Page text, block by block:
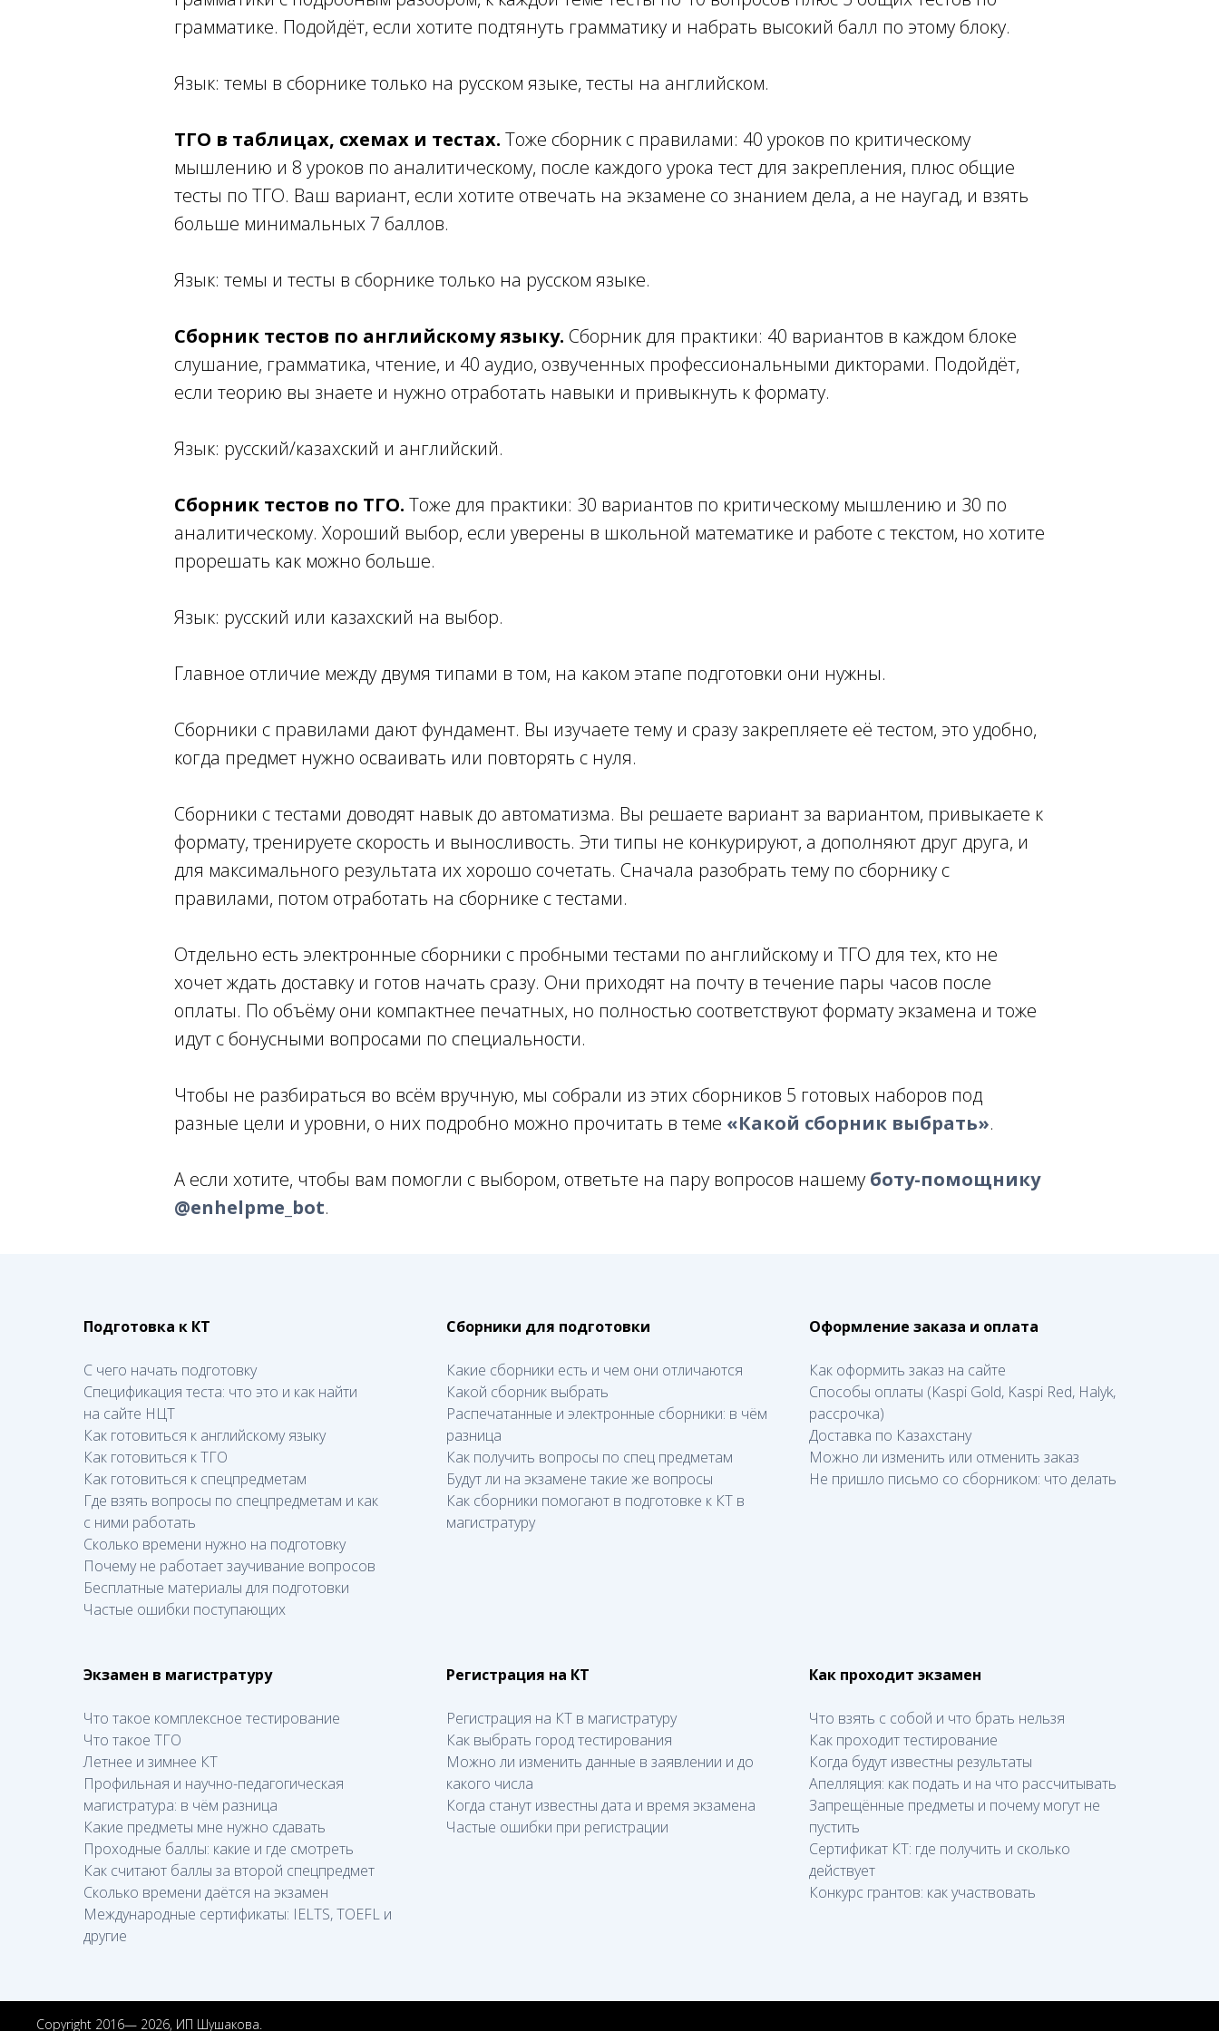
грамматике. Подойдёт, если хотите подтянуть грамматику и набрать высокий балл по этому блоку.
Язык: темы в сборнике только на русском языке, тесты на английском.
ТГО в таблицах, схемах и тестах. Тоже сборник с правилами: 40 уроков по критическому
мышлению и 8 уроков по аналитическому, после каждого урока тест для закрепления, плюс общие
тесты по ТГО. Ваш вариант, если хотите отвечать на экзамене со знанием дела, а не наугад, и взять
больше минимальных 7 баллов.
Язык: темы и тесты в сборнике только на русском языке.
Сборник тестов по английскому языку. Сборник для практики: 40 вариантов в каждом блоке
слушание, грамматика, чтение, и 40 аудио, озвученных профессиональными дикторами. Подойдёт,
если теорию вы знаете и нужно отработать навыки и привыкнуть к формату.
Язык: русский/казахский и английский.
Сборник тестов по ТГО. Тоже для практики: 30 вариантов по критическому мышлению и 30 по
аналитическому. Хороший выбор, если уверены в школьной математике и работе с текстом, но хотите
прорешать как можно больше.
Язык: русский или казахский на выбор.
Главное отличие между двумя типами в том, на каком этапе подготовки они нужны.
Сборники с правилами дают фундамент. Вы изучаете тему и сразу закрепляете её тестом, это удобно,
когда предмет нужно осваивать или повторять с нуля.
Сборники с тестами доводят навык до автоматизма. Вы решаете вариант за вариантом, привыкаете к
формату, тренируете скорость и выносливость. Эти типы не конкурируют, а дополняют друг друга, и
для максимального результата их хорошо сочетать. Сначала разобрать тему по сборнику с
правилами, потом отработать на сборнике с тестами.
Отдельно есть электронные сборники с пробными тестами по английскому и ТГО для тех, кто не
хочет ждать доставку и готов начать сразу. Они приходят на почту в течение пары часов после
оплаты. По объёму они компактнее печатных, но полностью соответствуют формату экзамена и тоже
идут с бонусными вопросами по специальности.
Чтобы не разбираться во всём вручную, мы собрали из этих сборников 5 готовых наборов под
разные цели и уровни, о них подробно можно прочитать в теме «Какой сборник выбрать».
А если хотите, чтобы вам помогли с выбором, ответьте на пару вопросов нашему боту-помощнику
@enhelpme_bot.
Подготовка к КТ
С чего начать подготовку
Спецификация теста: что это и как найти
на сайте НЦТ
Как готовиться к английскому языку
Как готовиться к ТГО
Как готовиться к спецпредметам
Где взять вопросы по спецпредметам и как
с ними работать
Сколько времени нужно на подготовку
Почему не работает заучивание вопросов
Бесплатные материалы для подготовки
Частые ошибки поступающих
Экзамен в магистратуру
Что такое комплексное тестирование
Что такое ТГО
Летнее и зимнее КТ
Профильная и научно-педагогическая
магистратура: в чём разница
Какие предметы мне нужно сдавать
Проходные баллы: какие и где смотреть
Как считают баллы за второй спецпредмет
Сколько времени даётся на экзамен
Международные сертификаты: IELTS, TOEFL и
другие
Сборники для подготовки
Какие сборники есть и чем они отличаются
Какой сборник выбрать
Распечатанные и электронные сборники: в чём
разница
Как получить вопросы по спец предметам
Будут ли на экзамене такие же вопросы
Как сборники помогают в подготовке к КТ в
магистратуру
Регистрация на КТ
Регистрация на КТ в магистратуру
Как выбрать город тестирования
Можно ли изменить данные в заявлении и до
какого числа
Когда станут известны дата и время экзамена
Частые ошибки при регистрации
Оформление заказа и оплата
Как оформить заказ на сайте
Способы оплаты (Kaspi Gold, Kaspi Red, Halyk,
рассрочка)
Доставка по Казахстану
Можно ли изменить или отменить заказ
Не пришло письмо со сборником: что делать
Как проходит экзамен
Что взять с собой и что брать нельзя
Как проходит тестирование
Когда будут известны результаты
Апелляция: как подать и на что рассчитывать
Запрещённые предметы и почему могут не
пустить
Сертификат КТ: где получить и сколько
действует
Конкурс грантов: как участвовать
Copyright 2016— 2026, ИП Шушакова.